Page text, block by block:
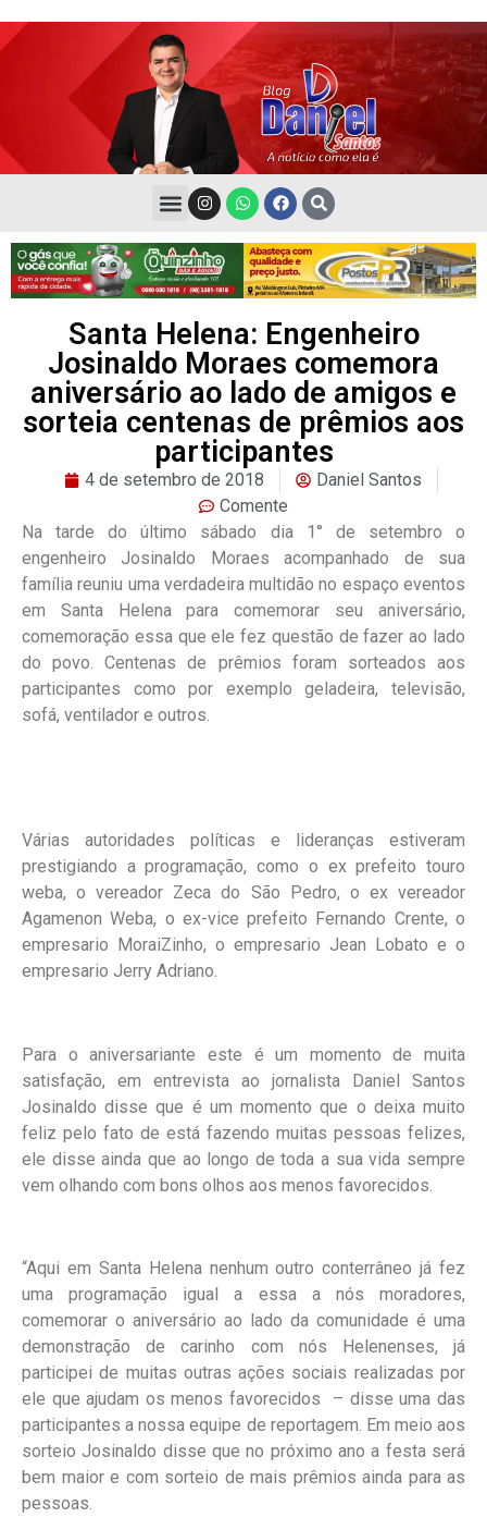
Santa Helena: Engenheiro
Josinaldo Moraes comemora
aniversário ao lado de amigos e
sorteia centenas de prêmios aos
participantes
4 de setembro de 2018
Daniel Santos
Comente
Na tarde do último sábado dia 1° de setembro o
engenheiro Josinaldo Moraes acompanhado de sua
família reuniu uma verdadeira multidão no espaço eventos
em Santa Helena para comemorar seu aniversário,
comemoração essa que ele fez questão de fazer ao lado
do povo. Centenas de prêmios foram sorteados aos
participantes como por exemplo geladeira, televisão,
sofá, ventilador e outros.
Várias autoridades políticas e lideranças estiveram
prestigiando a programação, como o ex prefeito touro
weba, o vereador Zeca do São Pedro, o ex vereador
Agamenon Weba, o ex-vice prefeito Fernando Crente, o
empresario MoraiZinho, o empresario Jean Lobato e o
empresario Jerry Adriano.
Para o aniversariante este é um momento de muita
satisfação, em entrevista ao jornalista Daniel Santos
Josinaldo disse que é um momento que o deixa muito
feliz pelo fato de está fazendo muitas pessoas felizes,
ele disse ainda que ao longo de toda a sua vida sempre
vem olhando com bons olhos aos menos favorecidos.
“Aqui em Santa Helena nenhum outro conterrâneo já fez
uma programação igual a essa a nós moradores,
comemorar o aniversário ao lado da comunidade é uma
demonstração de carinho com nós Helenenses, já
participei de muitas outras ações sociais realizadas por
ele que ajudam os menos favorecidos – disse uma das
participantes a nossa equipe de reportagem. Em meio aos
sorteio Josinaldo disse que no próximo ano a festa será
bem maior e com sorteio de mais prêmios ainda para as
pessoas.